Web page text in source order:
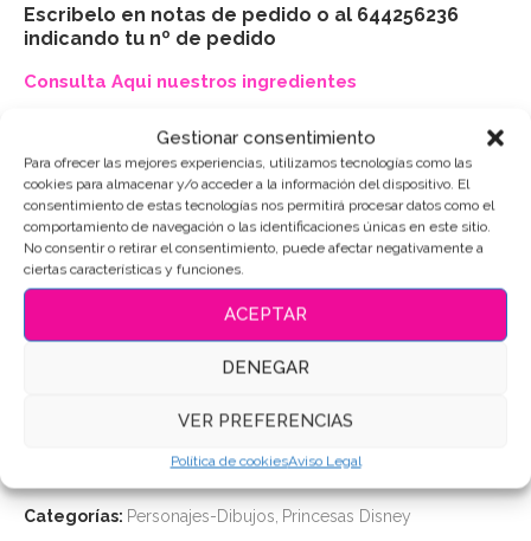
Gestionar consentimiento
Para ofrecer las mejores experiencias, utilizamos tecnologías como las
cookies para almacenar y/o acceder a la información del dispositivo. El
consentimiento de estas tecnologías nos permitirá procesar datos como el
comportamiento de navegación o las identificaciones únicas en este sitio.
No consentir o retirar el consentimiento, puede afectar negativamente a
ciertas características y funciones.
ACEPTAR
DENEGAR
VER PREFERENCIAS
Política de cookiesAviso Legal
Escribelo en notas de pedido o al 644256236
indicando tu nº de pedido
Consulta Aqui nuestros ingredientes
Mantener cerradas, en un lugar fresco y seco (sin
nevera).
Duración: hasta2 meses en perfectas condiciones.
AÑADIR AL CARRITO
Categorías: Personajes-Dibujos Princesas Disney